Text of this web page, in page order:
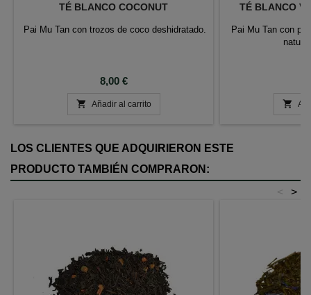
TÉ BLANCO COCONUT
Pai Mu Tan con trozos de coco deshidratado.
Precio
8,00 €
 Añadir al carrito
TÉ BLANCO
Pai Mu Tan con

LOS CLIENTES QUE ADQUIRIERON ESTE
PRODUCTO TAMBIÉN COMPRARON:
>
<